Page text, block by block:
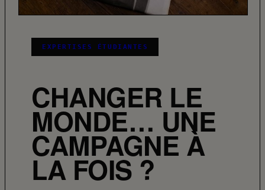
EXPERTISES ÉTUDIANTES
CHANGER LE
MONDE… UNE
CAMPAGNE À
LA FOIS ?